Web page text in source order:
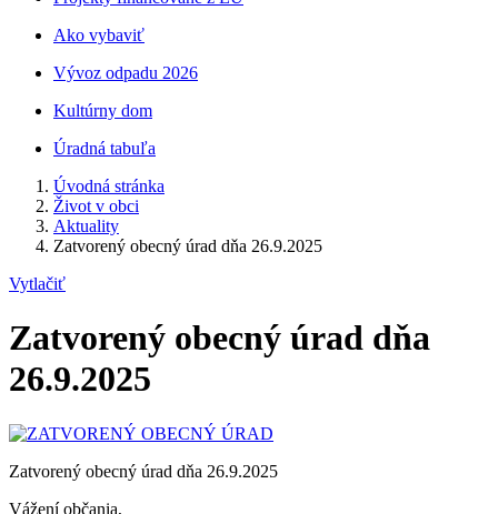
Ako vybaviť
Vývoz odpadu 2026
Kultúrny dom
Úradná tabuľa
Úvodná stránka
Život v obci
Aktuality
Zatvorený obecný úrad dňa 26.9.2025
Vytlačiť
Zatvorený obecný úrad dňa
26.9.2025
Zatvorený obecný úrad dňa 26.9.2025
Vážení občania,